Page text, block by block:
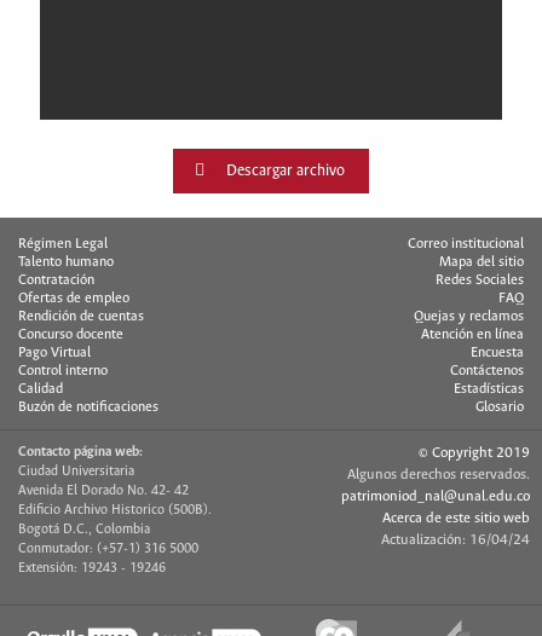
Descargar archivo
Régimen Legal
Talento humano
Contratación
Ofertas de empleo
Rendición de cuentas
Concurso docente
Pago Virtual
Control interno
Calidad
Buzón de notificaciones
Correo institucional
Mapa del sitio
Redes Sociales
FAQ
Quejas y reclamos
Atención en línea
Encuesta
Contáctenos
Estadísticas
Glosario
Contacto página web:
Ciudad Universitaria
Avenida El Dorado No. 42- 42
Edificio Archivo Historico (500B).
Bogotá D.C., Colombia
Conmutador: (+57-1) 316 5000
Extensión: 19243 - 19246
© Copyright 2019
Algunos derechos reservados.
patrimoniod_nal@unal.edu.co
Acerca de este sitio web
Actualización: 16/04/24